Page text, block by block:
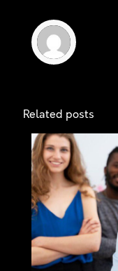
Related posts